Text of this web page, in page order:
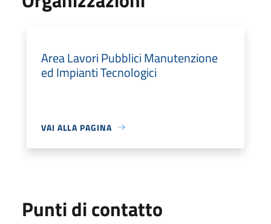
Area Lavori Pubblici Manutenzione
ed Impianti Tecnologici
VAI ALLA PAGINA
Punti di contatto